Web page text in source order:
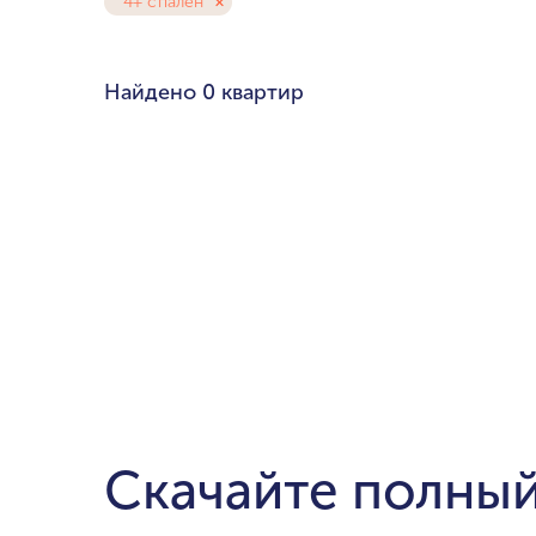
Найдено 0 квартир
Скачайте